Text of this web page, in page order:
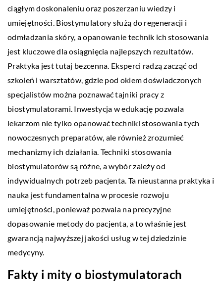
ciągłym doskonaleniu oraz poszerzaniu wiedzy i
umiejętności. Biostymulatory służą do regeneracji i
odmładzania skóry, a opanowanie technik ich stosowania
jest kluczowe dla osiągnięcia najlepszych rezultatów.
Praktyka jest tutaj bezcenna. Eksperci radzą zacząć od
szkoleń i warsztatów, gdzie pod okiem doświadczonych
specjalistów można poznawać tajniki pracy z
biostymulatorami. Inwestycja w edukację pozwala
lekarzom nie tylko opanować techniki stosowania tych
nowoczesnych preparatów, ale również zrozumieć
mechanizmy ich działania. Techniki stosowania
biostymulatorów są różne, a wybór zależy od
indywidualnych potrzeb pacjenta. Ta nieustanna praktyka i
nauka jest fundamentalna w procesie rozwoju
umiejętności, ponieważ pozwala na precyzyjne
dopasowanie metody do pacjenta, a to właśnie jest
gwarancją najwyższej jakości usług w tej dziedzinie
medycyny.
Fakty i mity o biostymulatorach